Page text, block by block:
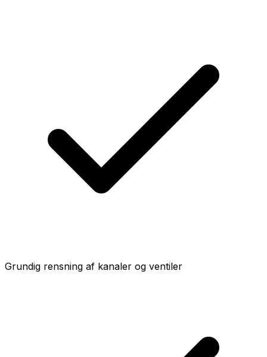
Grundig rensning af kanaler og ventiler